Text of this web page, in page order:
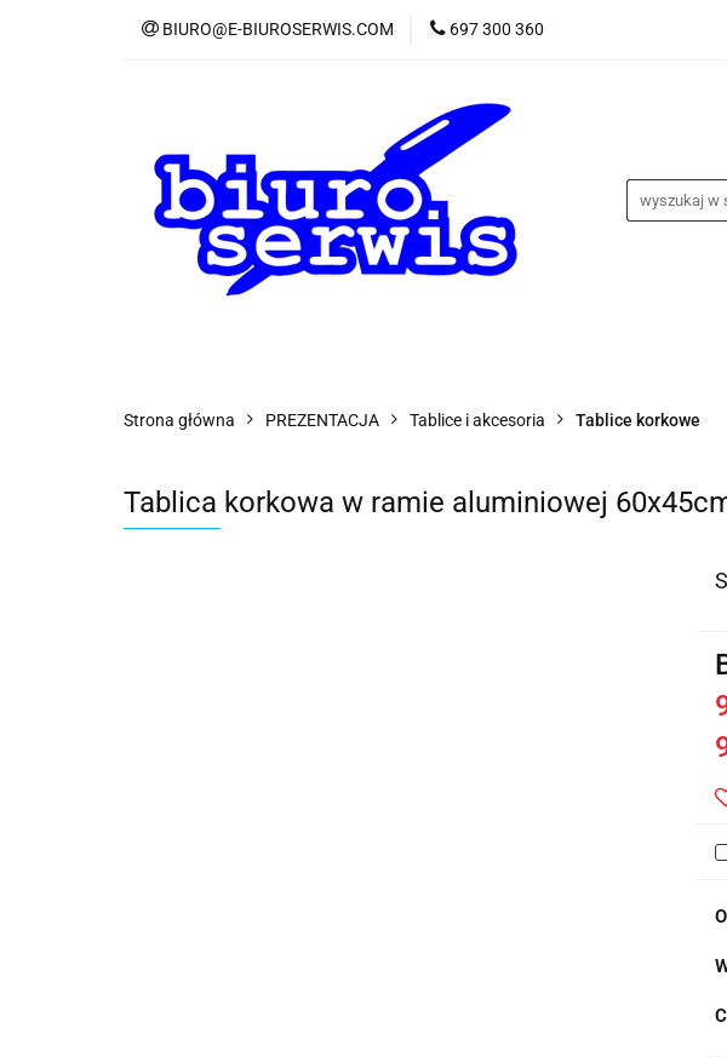
BIURO@E-BIUROSERWIS.COM 697 300 360
Strona główna PREZENTACJA Tablice i akcesoria Tablice korkowe
Tablica korkowa w ramie aluminiowej